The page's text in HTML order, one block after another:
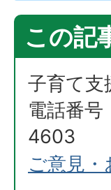
この記
子育て支
電話番
4603
ご意見